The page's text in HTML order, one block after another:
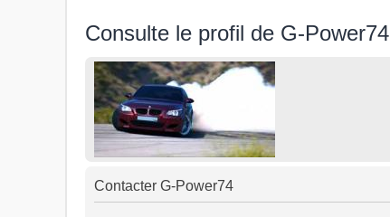
Consulte le profil de G-Power74
Contacter G-Power74